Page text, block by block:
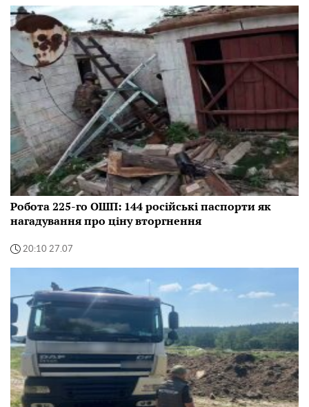
Робота 225-го ОШП: 144 російські паспорти як
нагадування про ціну вторгнення
20:10 27.07